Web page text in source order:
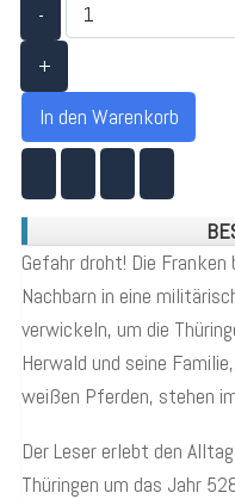
-
+
In den Warenkorb
Gefahr droht! Die
Nachbarn in eine
verwickeln, um die
Herwald und seine
weißen Pferden, stehen
Der Leser erlebt den
Thüringen um das Jahr